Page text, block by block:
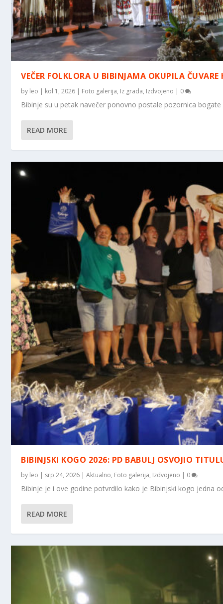
VEČER FOLKLORA U BIBINJAMA OKUPILA ČUVARE
by leo | kol 1, 2026 | Foto galerija, Iz grada, Izdvojeno | 0
Bibinje su u petak navečer ponovno postale pozornica
READ MORE
BIBINJSKI KOGO 2026: PD BABULJ OSVOJIO
by leo | srp 24, 2026 |Aktualno, Foto galerija, Izdvojeno | 0
Bibinje je i ove godine potvrdilo kako je Bibinjski kogo jedna
READ MORE